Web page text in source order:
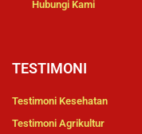
Hubungi Kami
TESTIMONI
Testimoni Kesehatan
Testimoni Agrikultur